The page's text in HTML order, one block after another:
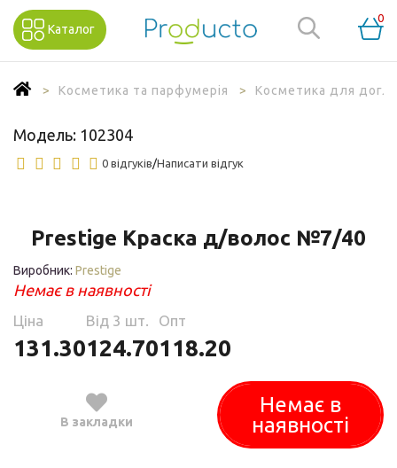
Каталог
0
Косметика та парфумерія Косметика для
Модель: 102304
0 відгуків/Написати відгук
Prestige Краска д/волос №7/40
Виробник: Prestige
Немає в наявності
Ціна
131.30
Від 3 шт.
124.70
Опт
118.20
В закладки
Немає в
наявності